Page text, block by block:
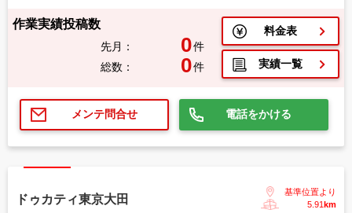
作業実績投稿数
先月： 0件
総数：
0件
料金表
実績一覧
メンテ問合せ 電話をかける
ドゥカティ東京大田
基準位置より
5.91km